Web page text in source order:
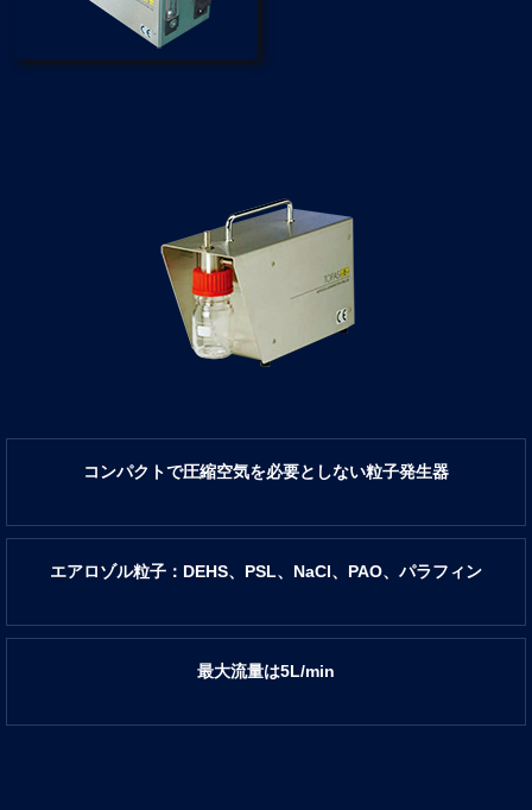
コンパクトで圧縮空気を必要としない粒⼦発⽣器
エアロゾル粒⼦：DEHS、PSL、NaCl、PAO、パラフィン
最⼤流量は5L/min